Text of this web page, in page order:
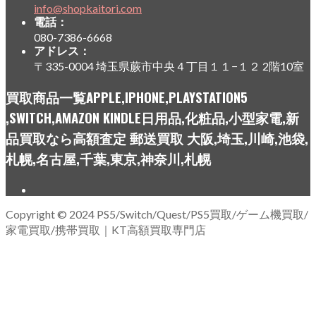
info@shopkaitori.com
電話：
080-7386-6668
アドレス：
〒335-0004 埼玉県蕨市中央４丁目１１−１２ 2階10室
買取商品一覧APPLE,IPHONE,PLAYSTATION5
,SWITCH,AMAZON KINDLE日用品,化粧品,小型家電,新
品買取なら高額査定 郵送買取 大阪,埼玉,川崎,池袋,
札幌,名古屋,千葉,東京,神奈川,札幌
Copyright © 2024 PS5/Switch/Quest/PS5買取/ゲーム機買取/
家電買取/携帯買取｜KT高額買取専門店